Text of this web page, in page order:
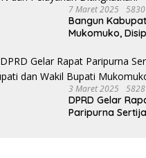
7 Maret 2025
Bangun
Mukomuko,
Ditingkatkan!
3 Maret 2025
DPRD Gelar
Paripurna